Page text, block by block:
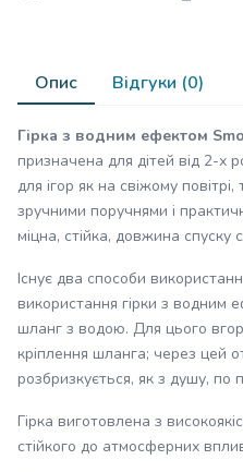
Опис Відгуки (0)
Гірка з водним ефектом
призначена для дітей від 2-х
для ігор як на свіжому
зручними поручнями і
міцна, стійка, довжина спуску
Існує два способи
використання гірки з водним
шланг з водою. Для цього
кріплення шланга; через цей
розбризкується, як з душу, по
Гірка виготовлена ​​з
стійкого до атмосферних